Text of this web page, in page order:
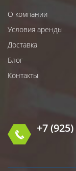
О компании
Условия аренды
Доставка
Блог
Контакты
+7